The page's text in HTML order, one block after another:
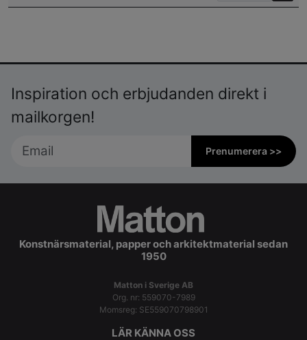
Inspiration och erbjudanden direkt i
mailkorgen!
Prenumerera >>
Konstnärsmaterial, papper och arkitektmaterial sedan
1950
Matton i Sverige AB
Org. nr: 559070-7989
Momsreg: SE559070798901
LÄR KÄNNA OSS